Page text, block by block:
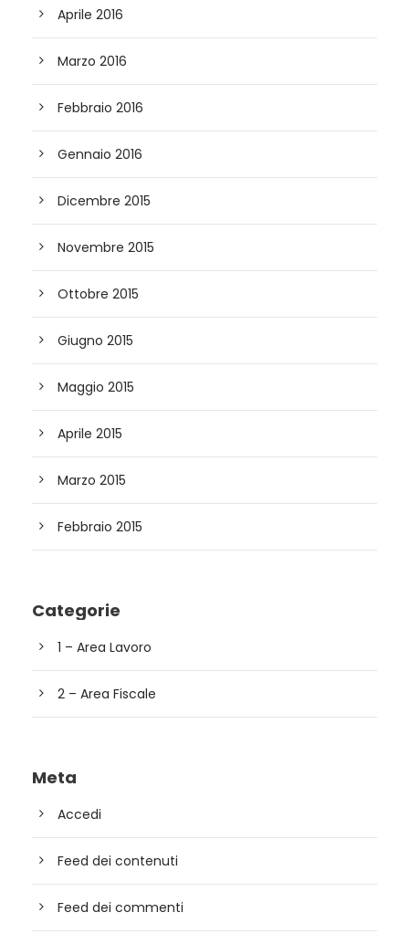
Aprile 2016
Marzo 2016
Febbraio 2016
Gennaio 2016
Dicembre 2015
Novembre 2015
Ottobre 2015
Giugno 2015
Maggio 2015
Aprile 2015
Marzo 2015
Febbraio 2015
Categorie
1 – Area Lavoro
2 – Area Fiscale
Meta
Accedi
Feed dei contenuti
Feed dei commenti